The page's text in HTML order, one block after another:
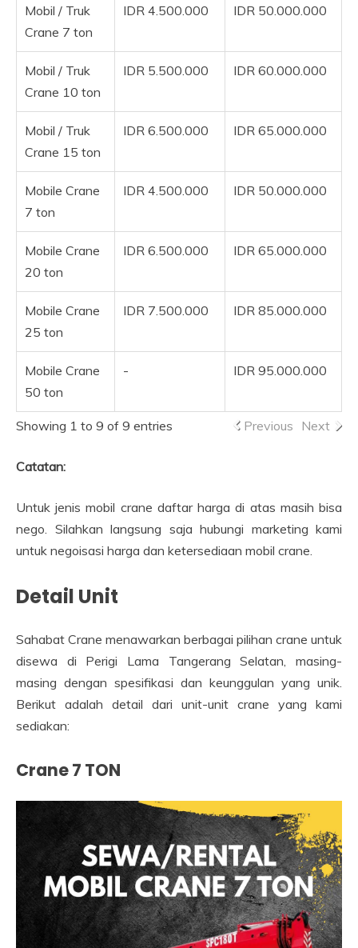
Mobil / Truk
Crane 7 ton
IDR 4.500.000 IDR 50.000.000
Mobil / Truk
Crane 10 ton
IDR 5.500.000 IDR 60.000.000
Mobil / Truk
Crane 15 ton
IDR 6.500.000 IDR 65.000.000
Mobile Crane
7 ton
IDR 4.500.000 IDR 50.000.000
Mobile Crane
20 ton
IDR 6.500.000 IDR 65.000.000
Mobile Crane
25 ton
IDR 7.500.000 IDR 85.000.000
Mobile Crane
50 ton
- IDR 95.000.000
Showing 1 to 9 of 9 entries Previous Next
Catatan:
Untuk jenis mobil crane daftar harga di atas masih bisa
nego. Silahkan langsung saja hubungi marketing kami
untuk negoisasi harga dan ketersediaan mobil crane.
Detail Unit
Sahabat Crane menawarkan berbagai pilihan crane untuk
disewa di Perigi Lama Tangerang Selatan, masing-
masing dengan spesifikasi dan keunggulan yang unik.
Berikut adalah detail dari unit-unit crane yang kami
sediakan:
Crane 7 TON